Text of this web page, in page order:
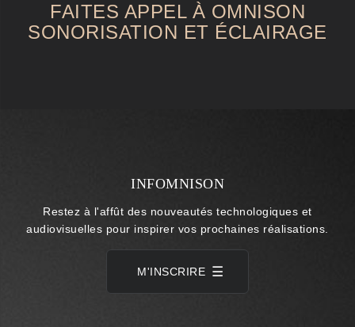
FAITES APPEL À OMNISON
SONORISATION ET ÉCLAIRAGE
INFOMNISON
Restez à l'affût des nouveautés technologiques et
audiovisuelles pour inspirer vos prochaines réalisations.
M'INSCRIRE